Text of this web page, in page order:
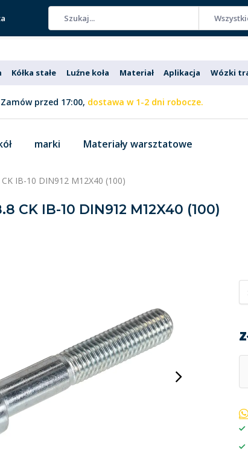
Kółka stałe Luźne koła Materiał Aplikacja Wózki
Zamów przed 17:00, dostawa w 1-2 dni robocze.
marki Materiały warsztatowe
IB-10 DIN912 M12X40 (100)
CK IB-10 DIN912 M12X40 (100)